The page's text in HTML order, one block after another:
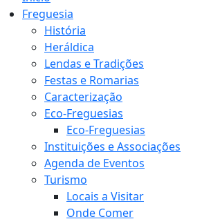
Freguesia
História
Heráldica
Lendas e Tradições
Festas e Romarias
Caracterização
Eco-Freguesias
Eco-Freguesias
Instituições e Associações
Agenda de Eventos
Turismo
Locais a Visitar
Onde Comer